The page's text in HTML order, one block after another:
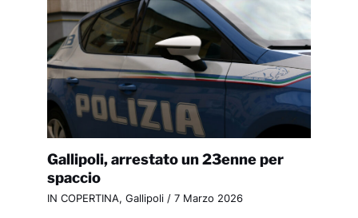
Gallipoli, arrestato un 23enne per
spaccio
IN COPERTINA, Gallipoli/ 7 Marzo 2026